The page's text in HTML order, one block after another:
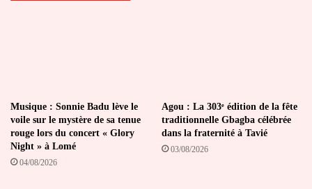
Musique : Sonnie Badu lève le
voile sur le mystère de sa tenue
rouge lors du concert « Glory
Night » à Lomé
04/08/2026
Agou : La 303ᵉ édition de la fête
traditionnelle Gbagba célébrée
dans la fraternité à Tavié
03/08/2026